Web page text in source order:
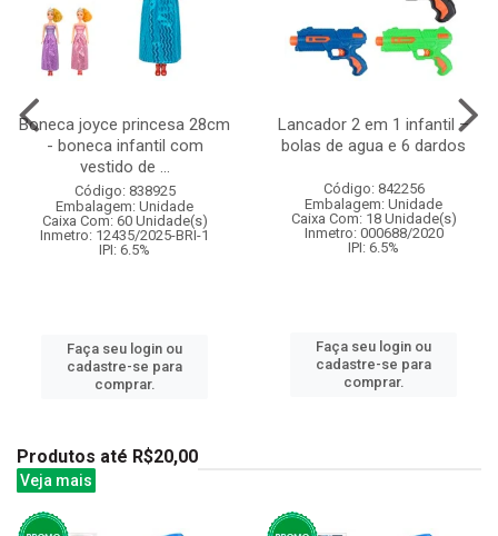
Boneca joyce princesa 28cm
- boneca infantil com
vestido de ...
Código: 838925
Embalagem: Unidade
Caixa Com: 60 Unidade(s)
Inmetro: 12435/2025-BRI-1
IPI: 6.5%
Faça seu login ou
cadastre-se para
comprar.
Lancador 2 em 1 infantil –
bolas de agua e 6 dardos
Código: 842256
Embalagem: Unidade
Caixa Com: 18 Unidade(s)
Inmetro: 000688/2020
IPI: 6.5%
Faça seu login ou
cadastre-se para
comprar.
Produtos até R$20,00
Veja mais